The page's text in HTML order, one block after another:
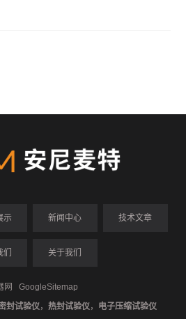
示 新闻中心 技术文章
关于我们
网
GoogleSitemap
封试验仪，热封试验仪， 电子压缩试验仪